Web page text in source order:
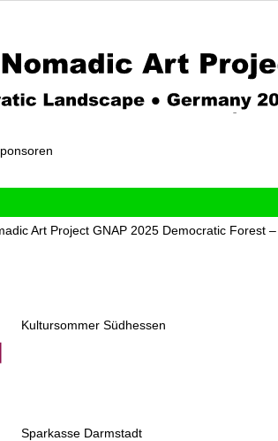
Art Project GNAP 2025 Democratic Forest –
Kultursommer Südhessen
Sparkasse Darmstadt